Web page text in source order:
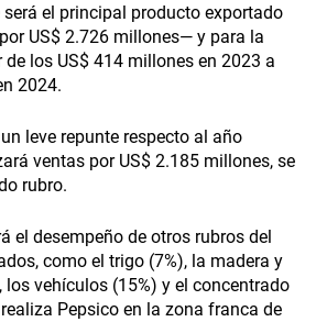
el principal producto exportado
US$ 2.726 millones— y para la
los US$ 414 millones en 2023 a
2024.
leve repunte respecto al año
ventas por US$ 2.185 millones, se
rubro.
el desempeño de otros rubros del
como el trigo (7%), la madera y
los vehículos (15%) y el concentrado
Pepsico en la zona franca de